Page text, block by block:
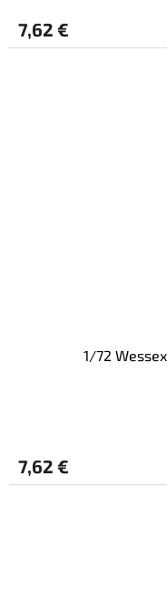
7,62 €
1/72
7,62 €